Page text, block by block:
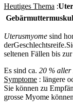
Heutiges Thema :
Uterusmyome sind
seltenen Fällen bis
Es sind ca. 20 % aller
Symptome : längere
Sie können zu
grosse Myome